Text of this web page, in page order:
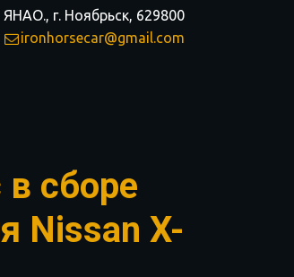
ЯНАО., г. Ноябрьск, 629800
ironhorsecar@gmail.com
сборе
Nissan X-